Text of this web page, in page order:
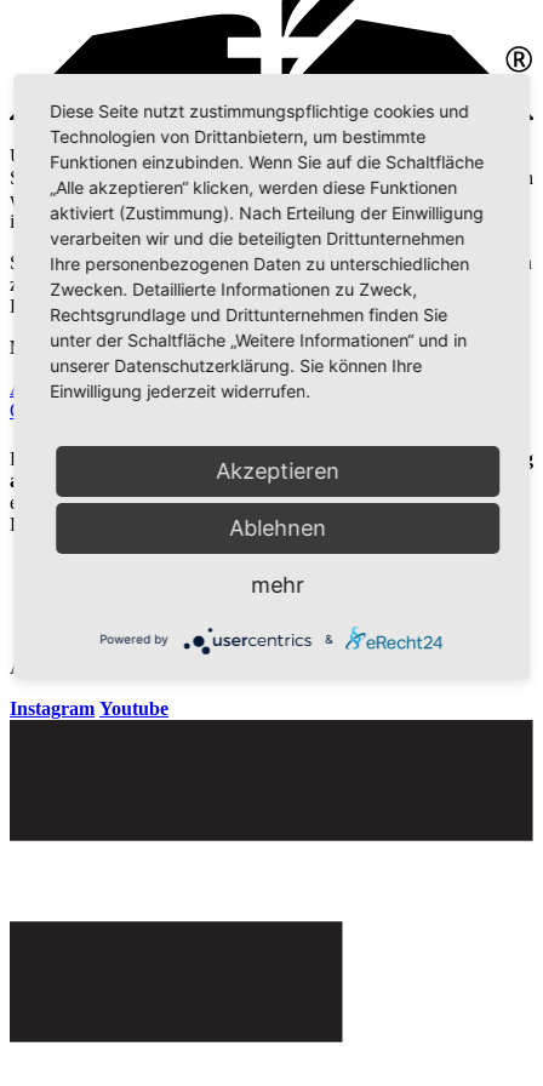
Und ich hörte eine große Stimme von dem Thron her, die sprach:
Siehe da, die Hütte Gottes bei den Menschen! Und er wird bei ihnen
wohnen, und sie werden sein Volk sein und er selbst, Gott mit
ihnen, wird ihr Gott sein. Offbenbarung 21,3
Siebenten-Tags-Adventisten widmen sich dem Dienst, Mitmenschen
zu helfen, die Bibel zu verstehen, welche Freiheit, Heilung und
Hoffnung in Jesus bereithält.
Mehr über Adventisten:
Adventisten in DeutschlandAdventisten in BW
Ortenau
Du kannst der Diskussion zum Thema
03.02.24 | Die Vorbereitung
auf den Spätregen | Leandro Fonsecaauch folgen, ohne selbst
einen Kommentar zu hinterlassen. Cool, oder? Gib hierzu einfach
Deine E-Mail-Adresse in das dafür vorgesehene Feld ein.
An official website of the Seventh-day Adventist Church.
Instagram Youtube
Diese Seite nutzt zustimmungspflichtige cookies und
Technologien von Drittanbietern, um bestimmte
Funktionen einzubinden. Wenn Sie auf die Schaltfläche
„Alle akzeptieren“ klicken, werden diese Funktionen
aktiviert (Zustimmung). Nach Erteilung der Einwilligung
verarbeiten wir und die beteiligten Drittunternehmen
Ihre personenbezogenen Daten zu unterschiedlichen
Zwecken. Detaillierte Informationen zu Zweck,
Rechtsgrundlage und Drittunternehmen finden Sie
unter der Schaltfläche „Weitere Informationen“ und in
unserer Datenschutzerklärung. Sie können Ihre
Einwilligung jederzeit widerrufen.
Akzeptieren
Ablehnen
mehr
Powered by &